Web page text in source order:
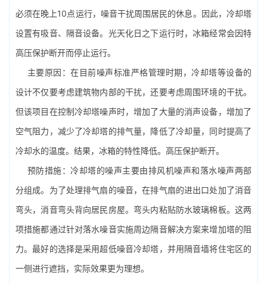
必须在晚上10点运行，噪音干扰周围居民的休息。因此，冷却塔
设置有吸音、隔音设备。光天化日之下运行时，冰箱经常会因特
高压保护断开而停止运行。
主要原因：在目前噪声标准严格管理时期，冷却塔等设备的
设计不仅要考虑建筑物内部的干扰，还要考虑周围环境的干扰。
但该项目在控制冷却塔噪声时，增加了大量的消声设备，增加了
空气阻力，减少了冷却塔的排气量，降低了冷却量，同时提高了
冷却水的温度。结果，冰箱的特性降低。高压保护断开。
预防措施：冷却塔的噪声主要由排风机噪声和落水噪声两部
分组成。为了处理排气扇的噪音，在排气扇的进出口处加了消音
弯头，消音弯头背向居民房屋。弯头内粘贴防水玻璃棉板。这两
项措施都通过针对落水噪音实施周边隔音解决方案来增加塔的阻
力。最好的选择是采用超低噪音冷却塔，并用隔音墙将住宅区的
一侧进行遮挡，实际效果更为理想。